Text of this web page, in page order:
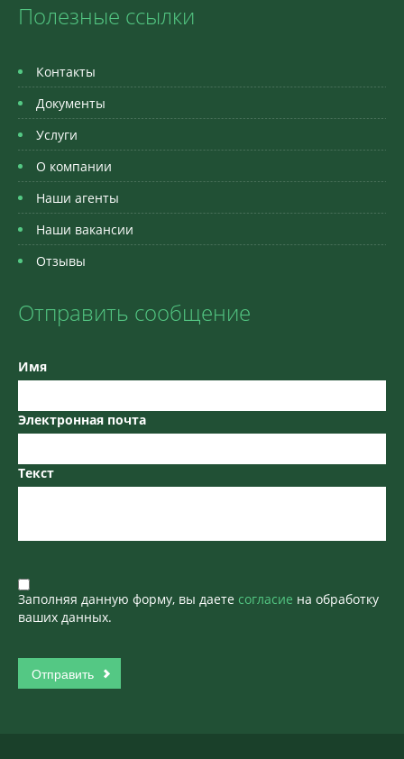
Полезные ссылки
Контакты
Документы
Услуги
О компании
Наши агенты
Наши вакансии
Отзывы
Отправить сообщение
Имя
Электронная почта
Текст
Заполняя данную форму, вы даете согласие на обработку
ваших данных.